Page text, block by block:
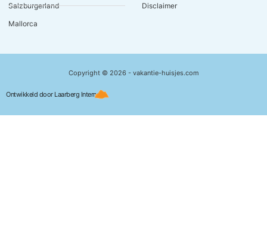
Salzburgerland
Mallorca
Disclaimer
Copyright © 2026 - vakantie-huisjes.com
Ontwikkeld door Laarberg Internet